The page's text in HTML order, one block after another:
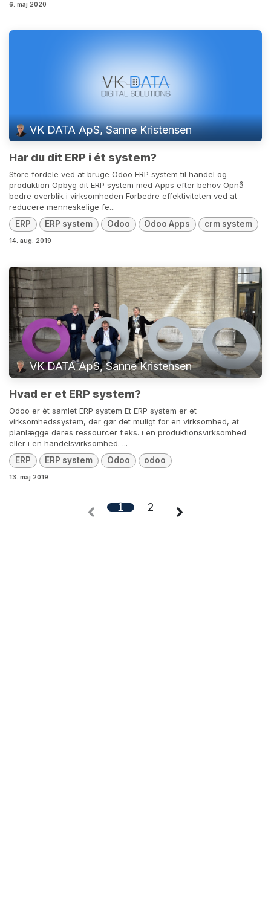
6. maj 2020
VK DATA ApS, Sanne Kristensen
Har du dit ERP i ét system?
Store fordele ved at bruge Odoo ERP system til handel og
produktion Opbyg dit ERP system med Apps efter behov Opnå
bedre overblik i virksomheden Forbedre effektiviteten ved at
reducere menneskelige fe...
ERP
ERP system Odoo Odoo Apps crm system
14. aug. 2019
VK DATA ApS, Sanne Kristensen
Hvad er et ERP system?
Odoo er ét samlet ERP system Et ERP system er et
virksomhedssystem, der gør det muligt for en virksomhed, at
planlægge deres ressourcer f.eks. i en produktionsvirksomhed
eller i en handelsvirksomhed. ...
ERP
ERP system Odoo odoo
13. maj 2019
1 2